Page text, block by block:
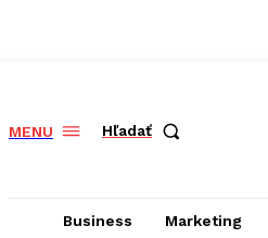
MENU Hľadať
Business Marketing